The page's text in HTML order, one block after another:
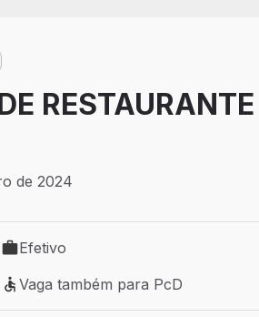
de 2024
- SP
Tipo de vaga: Efetivo
Efetivo
Vaga também para PcD
Vaga também para PcD